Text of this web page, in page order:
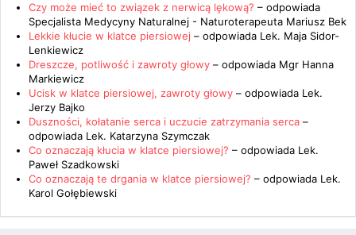
Czy może mieć to związek z nerwicą lękową? – odpowiada
Specjalista Medycyny Naturalnej - Naturoterapeuta Mariusz Bek
Lekkie kłucie w klatce piersiowej – odpowiada Lek. Maja Sidor-
Lenkiewicz
Dreszcze, potliwość i zawroty głowy – odpowiada Mgr Hanna
Markiewicz
Ucisk w klatce piersiowej, zawroty głowy – odpowiada Lek.
Jerzy Bajko
Duszności, kołatanie serca i uczucie zatrzymania serca –
odpowiada Lek. Katarzyna Szymczak
Co oznaczają kłucia w klatce piersiowej? – odpowiada Lek.
Paweł Szadkowski
Co oznaczają te drgania w klatce piersiowej? – odpowiada Lek.
Karol Gołębiewski